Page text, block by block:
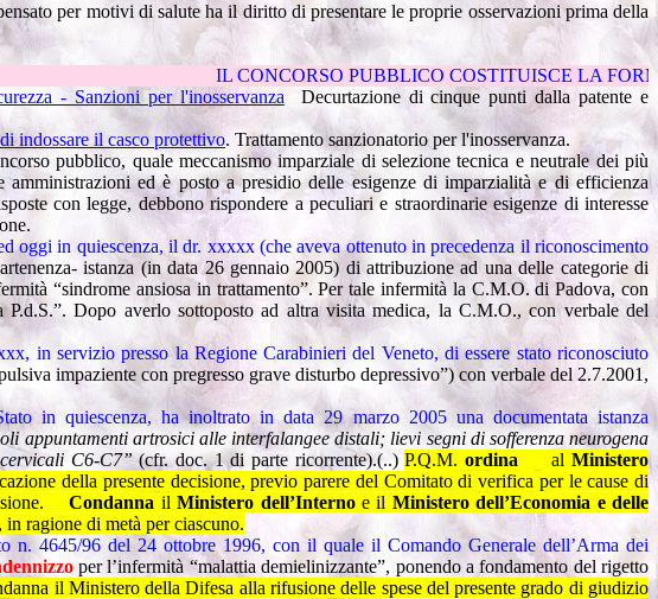
per motivi di salute ha il diritto di presentare le proprie osservazioni prima della
IL CONCORSO PUBBLICO COSTITUISCE LA FORMA GENERALE E
- Sanzioni per l'inosservanza
Decurtazione di cinque punti dalla patente e
indossare il casco protettivo. Trattamento sanzionatorio per l'inosservanza.
pubblico, quale meccanismo imparziale di selezione tecnica e neutrale dei più
ed è posto a presidio delle esigenze di imparzialità e di efficienza
con legge, debbono rispondere a peculiari e straordinarie esigenze di interesse
oggi in quiescenza, il dr. xxxxx (che aveva ottenuto in precedenza il riconoscimento
istanza (in data 26 gennaio 2005) di attribuzione ad una delle categorie di
“sindrome ansiosa in trattamento”. Per tale infermità la C.M.O. di Padova, con
Dopo averlo sottoposto ad altra visita medica, la C.M.O., con verbale del
in servizio presso la Regione Carabinieri del Veneto, di essere stato riconosciuto
impaziente con pregresso grave disturbo depressivo”) con verbale del 2.7.2001,
in quiescenza, ha inoltrato in data 29 marzo 2005 una documentata istanza
appuntamenti artrosici alle interfalangee distali; lievi segni di sofferenza neurogena
C6-C7”(cfr. doc. 1 di parte ricorrente).(..)P.Q.M. ordina alMinistero
della presente decisione, previo parere del Comitato di verifica per le cause di
Condanna ilMinistero dell’Internoe il Ministero dell’Economia e delle
ragione di metà per ciascuno.
n. 4645/96 del 24 ottobre 1996, con il quale il Comando Generale dell’Arma dei
per l’infermità “malattia demielinizzante”, ponendo a fondamento del rigetto
il Ministero della Difesa alla rifusione delle spese del presente grado di giudizio